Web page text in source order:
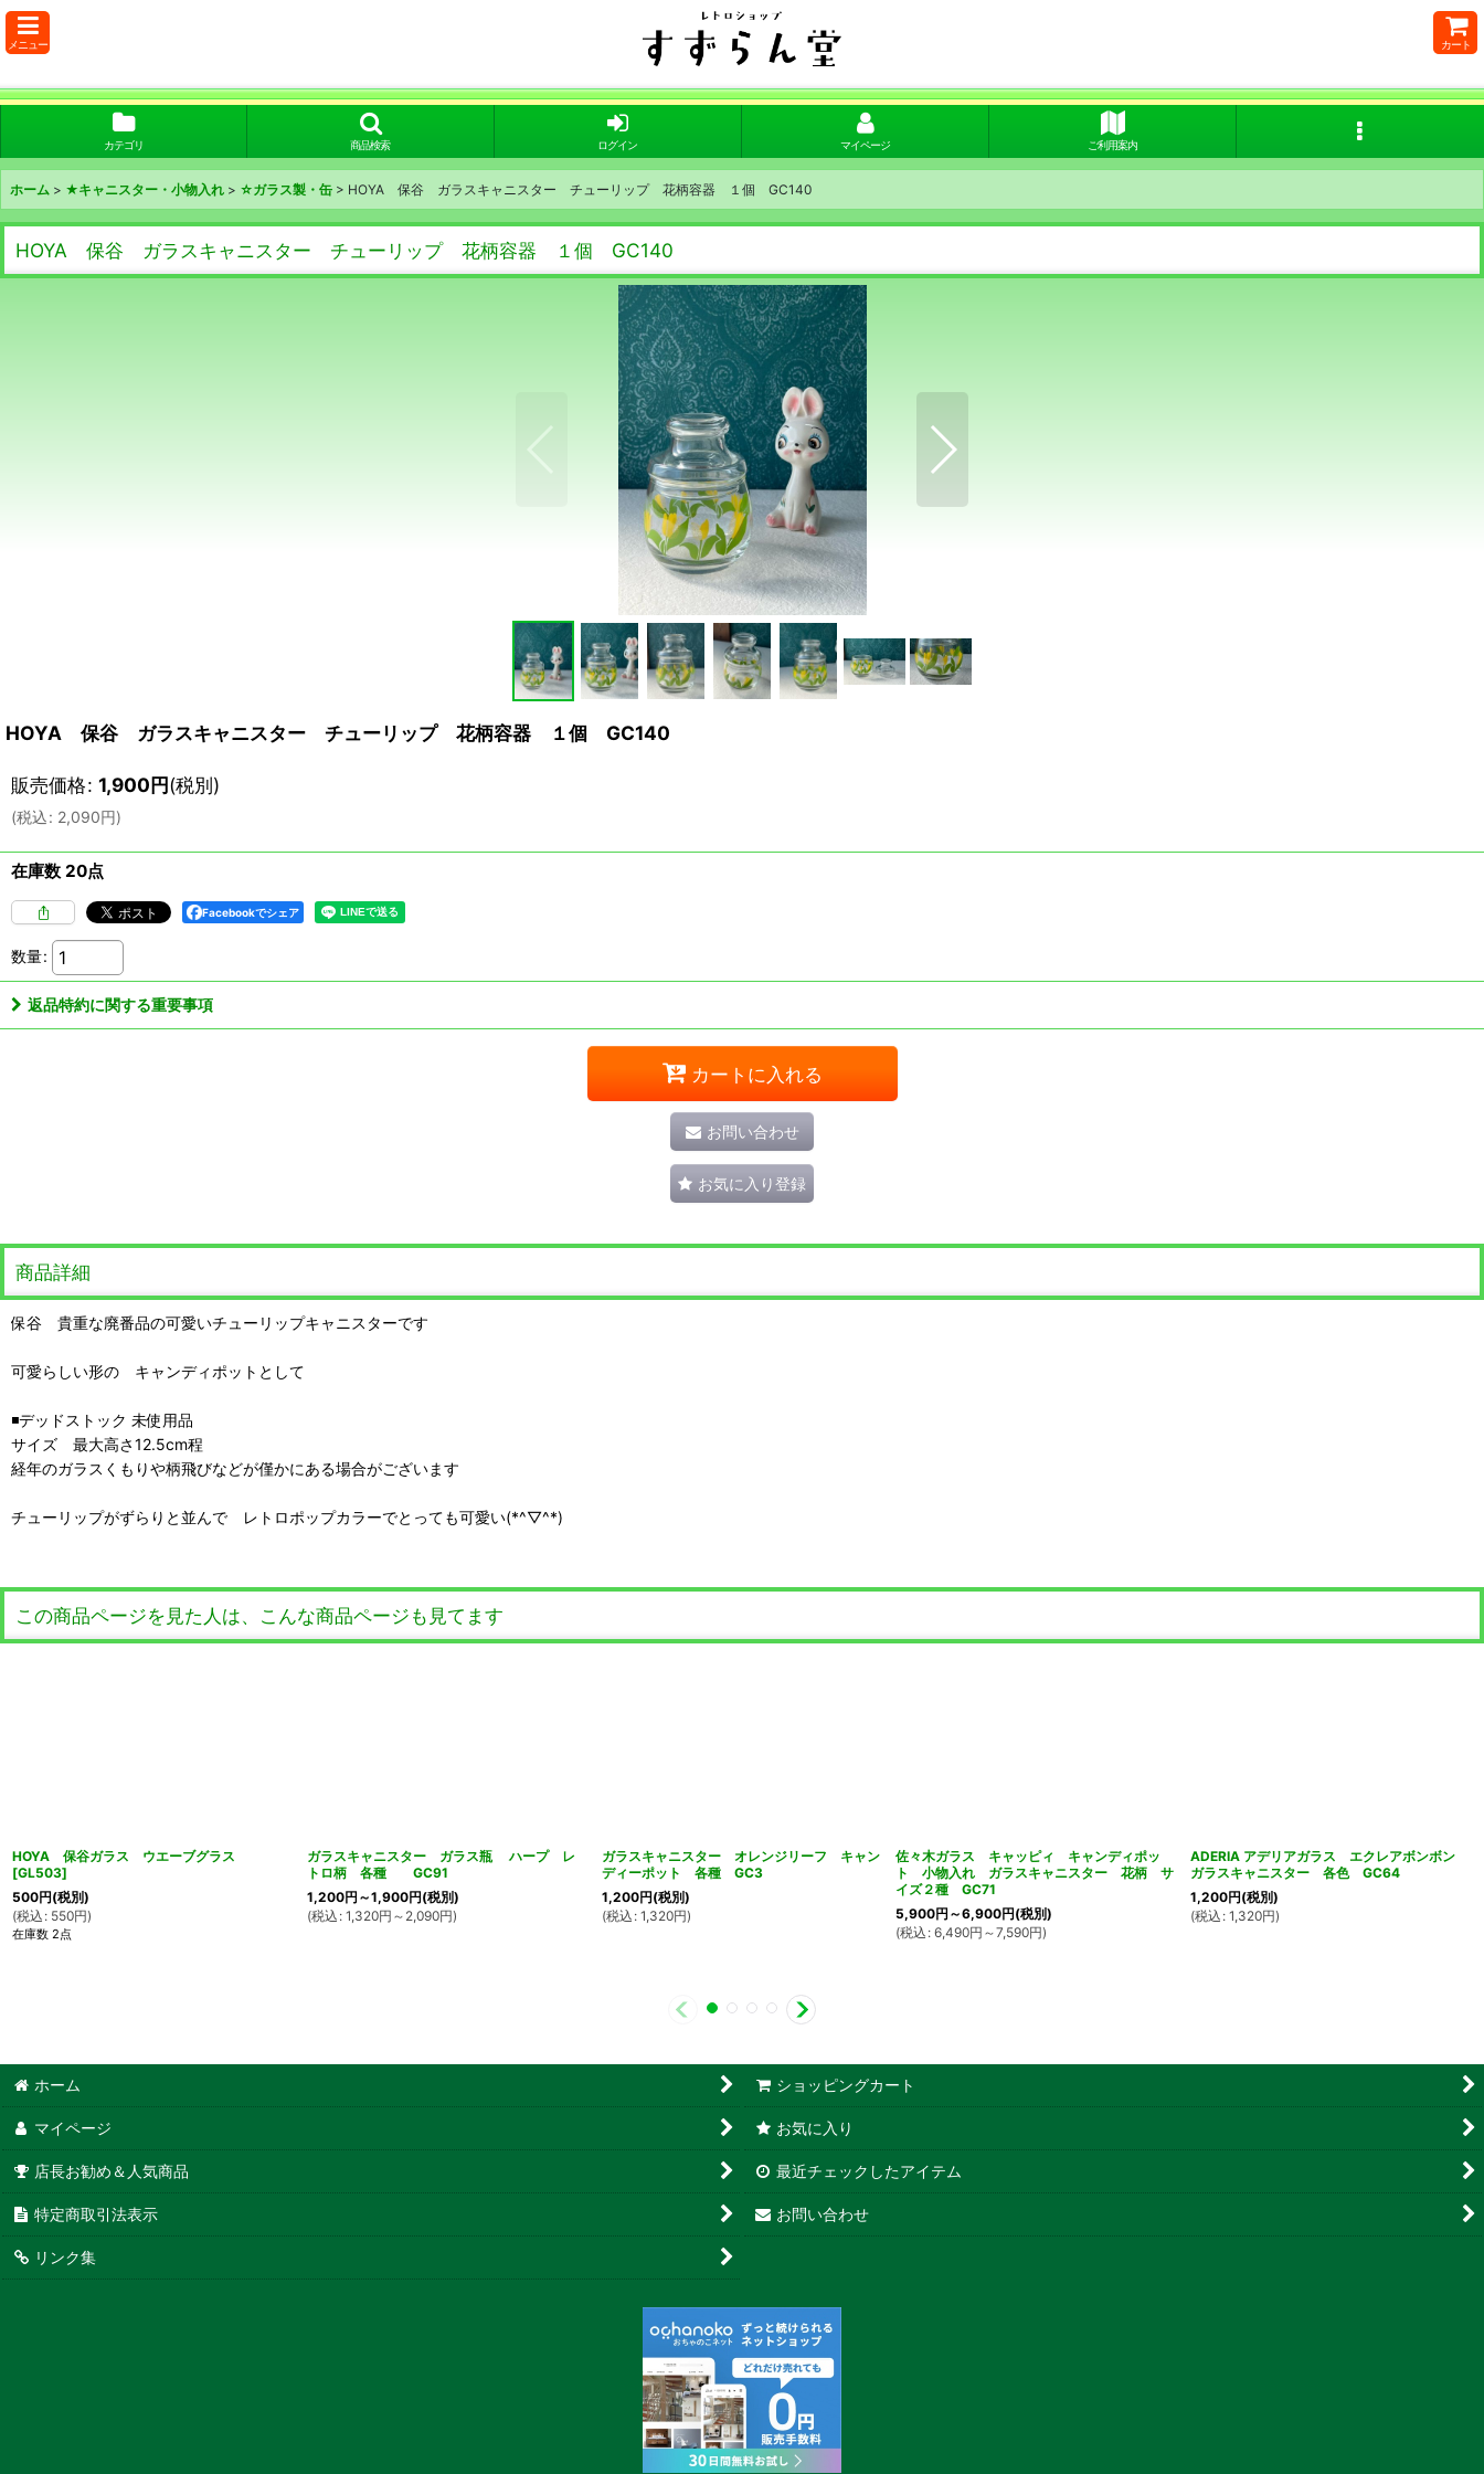
メニュー カート
カテゴリ 商品検索 ログイン マイページ ご利用案内
ホーム > ★キャニスター・小物入れ > ☆ガラス製・缶 > HOYA 保谷 ガラスキャニスター チューリップ 花柄容器 １個 GC140
HOYA 保谷 ガラスキャニスター チューリップ 花柄容器 １個 GC140
HOYA 保谷 ガラスキャニスター チューリップ 花柄容器 １個 GC140
販売価格: 1,900円(税別)
(税込: 2,090円)
在庫数 20点
Facebookでシェア
数量:
返品特約に関する重要事項
カートに入れる
お問い合わせ
お気に入り登録
商品詳細
保谷 貴重な廃番品の可愛いチューリップキャニスターです
可愛らしい形の キャンディポットとして
◾️デッドストック 未使用品
サイズ 最大高さ12.5cm程
経年のガラスくもりや柄飛びなどが僅かにある場合がございます
チューリップがずらりと並んで レトロポップカラーでとっても可愛い(*^▽^*)
この商品ページを見た人は、こんな商品ページも見てます
HOYA 保谷ガラス ウエーブグラス
[GL503]
500円(税別)
(税込 : 550円)
在庫数 2点
ガラスキャニスター ガラス瓶 ハープ レ
トロ柄 各種 GC91
1,200円 ～1,900円(税別)
(税込 : 1,320円 ～2,090円)
ガラスキャニスター オレンジリーフ キャン
ディーポット 各種 GC3
1,200円(税別)
(税込 : 1,320円)
佐々木ガラス キャッピィ キャンディポッ
ト 小物入れ ガラスキャニスター 花柄 サ
イズ２種 GC71
5,900円 ～6,900円(税別)
(税込 : 6,490円 ～7,590円)
ADERIA アデリアガラス エクレアボンボン
ガラスキャニスター 各色 GC64
1,200円(税別)
(税込 : 1,320円)
ホーム ショッピングカート
マイページ お気に入り
店長お勧め＆人気商品 最近チェックしたアイテム
特定商取引法表示 お問い合わせ
リンク集